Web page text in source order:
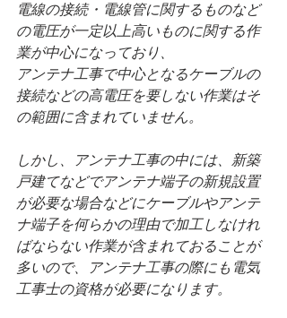
電線の接続・電線管に関するものなど
の電圧が一定以上高いものに関する作
業が中心になっており、
アンテナ工事で中心となるケーブルの
接続などの高電圧を要しない作業はそ
の範囲に含まれていません。
しかし、アンテナ工事の中には、新築
戸建てなどでアンテナ端子の新規設置
が必要な場合などにケーブルやアンテ
ナ端子を何らかの理由で加工しなけれ
ばならない作業が含まれておることが
多いので、アンテナ工事の際にも電気
工事士の資格が必要になります。